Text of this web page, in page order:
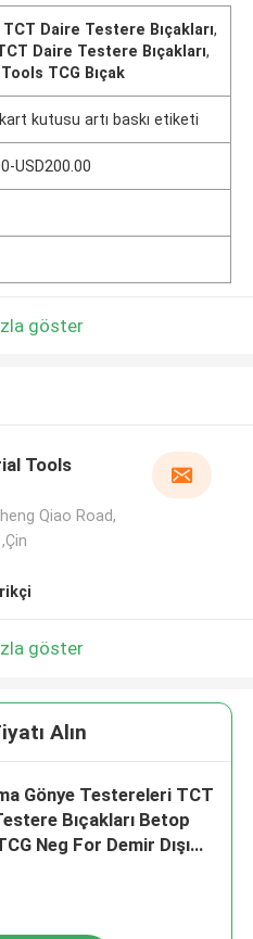
TCT Daire Testere Bıçakları,
Daire Testere Bıçakları,
TCG Bıçak
kutusu artı baskı etiketi
USD200.00
göster
Tools
Qiao Road,
göster
Alın
Gönye Testereleri TCT
Bıçakları Betop
Neg For Demir Dışı